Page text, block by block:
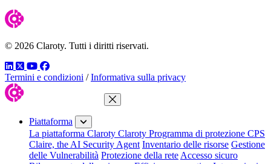
© 2026 Claroty. Tutti i diritti riservati.
LinkedIn
TwitterYouTube
Facebook
Termini e condizioni / Informativa sulla privacy
Chiudi menu
Piattaforma
La piattaforma Claroty Claroty Programma di protezione CPS
Claire, the AI Security Agent Inventario delle risorse Gestione
delle Vulnerabilità Protezione della rete Accesso sicuro